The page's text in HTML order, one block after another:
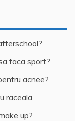
faca sport?
acnee?
raceala
up?